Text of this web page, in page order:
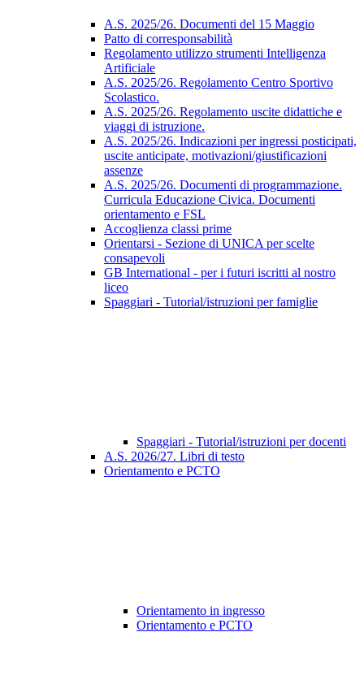
A.S. 2025/26. Documenti del 15 Maggio
Patto di corresponsabilità
Regolamento utilizzo strumenti Intelligenza
Artificiale
A.S. 2025/26. Regolamento Centro Sportivo
Scolastico.
A.S. 2025/26. Regolamento uscite didattiche e
viaggi di istruzione.
A.S. 2025/26. Indicazioni per ingressi posticipati,
uscite anticipate, motivazioni/giustificazioni
assenze
A.S. 2025/26. Documenti di programmazione.
Curricula Educazione Civica. Documenti
orientamento e FSL
Accoglienza classi prime
Orientarsi - Sezione di UNICA per scelte
consapevoli
GB International - per i futuri iscritti al nostro
liceo
Spaggiari - Tutorial/istruzioni per famiglie
Spaggiari - Tutorial/istruzioni per docenti
A.S. 2026/27. Libri di testo
Orientamento e PCTO
Orientamento in ingresso
Orientamento e PCTO